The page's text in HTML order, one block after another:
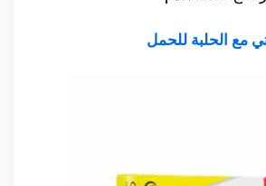
مع الحلبة للحمل